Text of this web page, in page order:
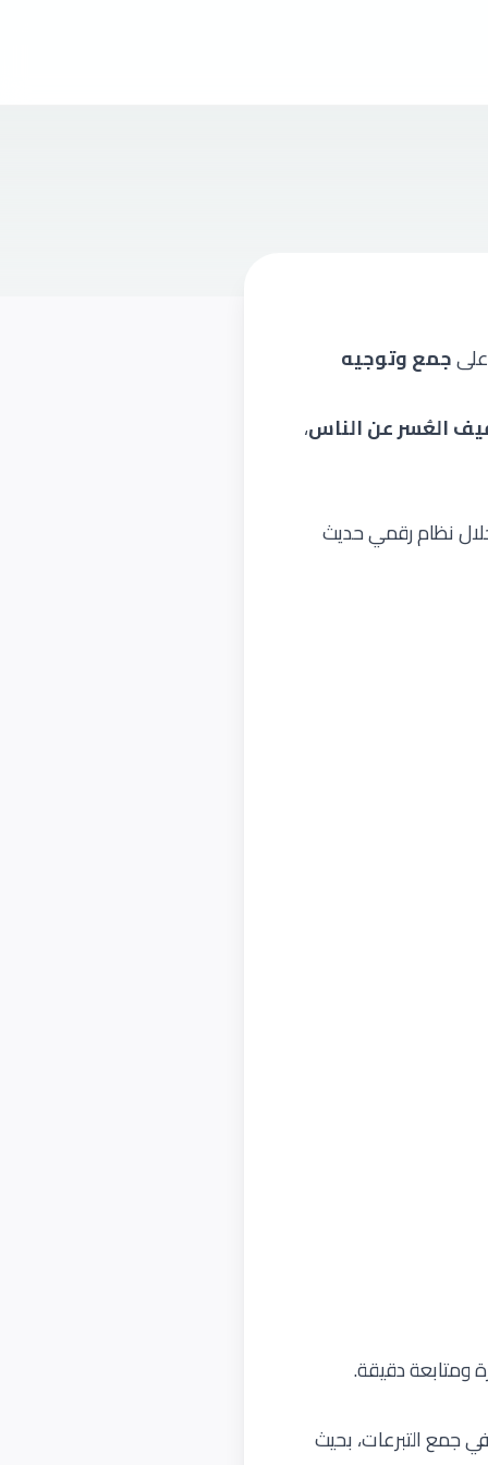
جمع وتوجيه
العُسر عن الناس،
نظام رقمي حديث
ومتابعة دقيقة.
في جمع التبرعات، بحيث